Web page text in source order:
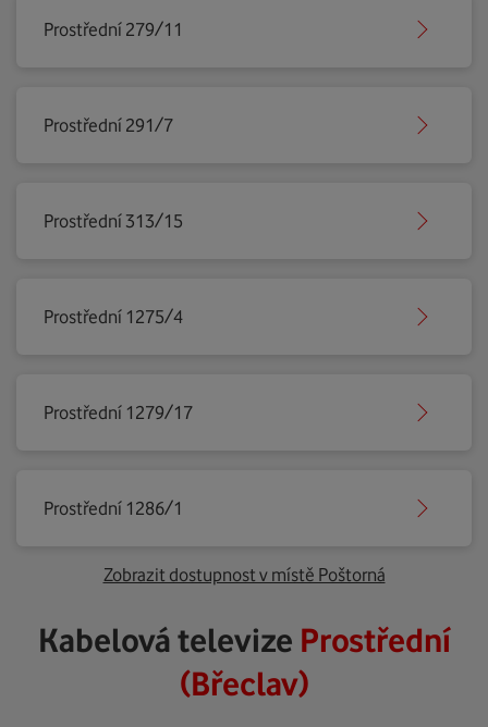
Prostřední 279/11
Prostřední 291/7
Prostřední 313/15
Prostřední 1275/4
Prostřední 1279/17
Prostřední 1286/1
Zobrazit dostupnost v místě Poštorná
Kabelová televize Prostřední
(Břeclav)